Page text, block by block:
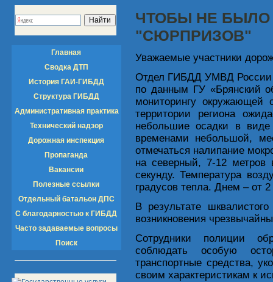
Главная
Сводка ДТП
История ГАИ-ГИБДД
Структура ГИБДД
Административная практика
Технический надзор
Дорожная инспекция
Пропаганда
Вакансии
Полезные ссылки
Отдельный батальон ДПС
С благодарностью к ГИБДД
Часто задаваемые вопросы
Поиск
ЧТОБЫ НЕ
"СЮРПРИЗОВ"
Уважаемые участники
Отдел ГИБДД УМВД России
по данным ГУ «Брянский
мониторингу
территории региона
небольшие осадки в
временами небольшой,
отмечаться налипание
на северный, 7-12
секунду. Температура
градусов тепла. Днем – от
В результате
возникновения
Сотрудники полиции
соблюдать особую
транспортные средства,
своим характеристикам к